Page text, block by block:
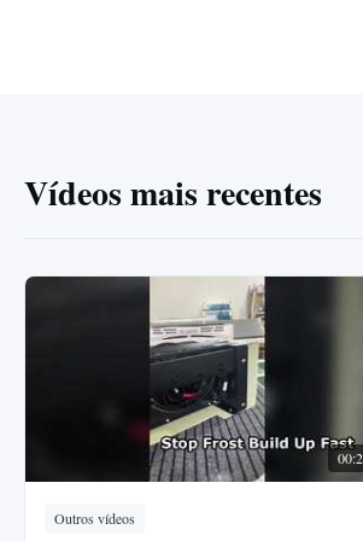
Vídeos mais recentes
Outros vídeos